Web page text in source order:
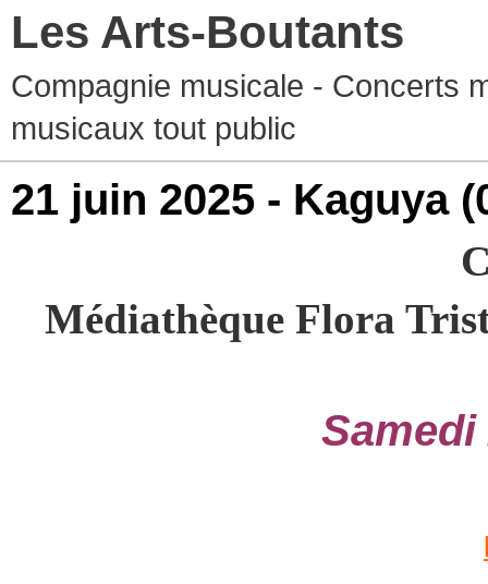
Les Arts-Boutants
Compagnie musicale - Concerts
musicaux tout public
21 juin 2025 - Kaguya
Médiathèque Flora
Samedi